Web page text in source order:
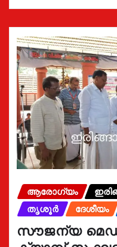
ആരോഗ്യം
തൃശൂർ
ദേശീയം
സൗജന്യ